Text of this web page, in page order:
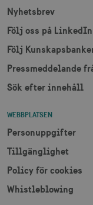
Nyhetsbrev
Följ oss på LinkedIn
Följ
Pressmeddelande
Sök efter innehåll
WEBBPLATSEN
Personuppgifter
Tillgänglighet
Policy för cookies
Whistleblowingreceive-